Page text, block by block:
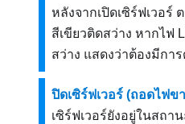
หลังจากเปิดเซิร์ฟเวอร์
สีเขียวติดสว่าง หากไฟ
สว่าง แสดงว่าต้องมีกา
ปิดเซิร์ฟเวอร์ (ถอดไฟข
เซิร์ฟเวอร์ยังอยู่ในสถา